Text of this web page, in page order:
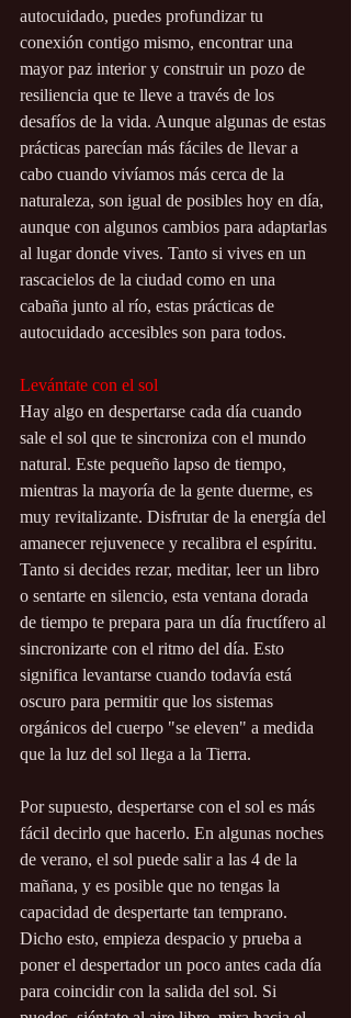
autocuidado, puedes profundizar tu
conexión contigo mismo, encontrar una
mayor paz interior y construir un pozo de
resiliencia que te lleve a través de los
desafíos de la vida. Aunque algunas de estas
prácticas parecían más fáciles de llevar a
cabo cuando vivíamos más cerca de la
naturaleza, son igual de posibles hoy en día,
aunque con algunos cambios para adaptarlas
al lugar donde vives. Tanto si vives en un
rascacielos de la ciudad como en una
cabaña junto al río, estas prácticas de
autocuidado accesibles son para todos.
Levántate con el sol
Hay algo en despertarse cada día cuando
sale el sol que te sincroniza con el mundo
natural. Este pequeño lapso de tiempo,
mientras la mayoría de la gente duerme, es
muy revitalizante. Disfrutar de la energía del
amanecer rejuvenece y recalibra el espíritu.
Tanto si decides rezar, meditar, leer un libro
o sentarte en silencio, esta ventana dorada
de tiempo te prepara para un día fructífero al
sincronizarte con el ritmo del día. Esto
significa levantarse cuando todavía está
oscuro para permitir que los sistemas
orgánicos del cuerpo "se eleven" a medida
que la luz del sol llega a la Tierra.
Por supuesto, despertarse con el sol es más
fácil decirlo que hacerlo. En algunas noches
de verano, el sol puede salir a las 4 de la
mañana, y es posible que no tengas la
capacidad de despertarte tan temprano.
Dicho esto, empieza despacio y prueba a
poner el despertador un poco antes cada día
para coincidir con la salida del sol. Si